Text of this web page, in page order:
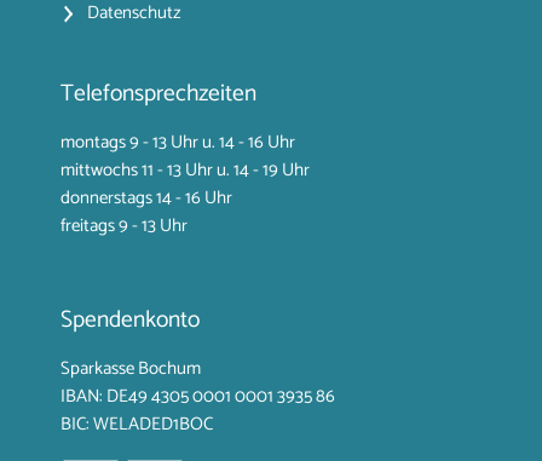
Datenschutz
Telefonsprechzeiten
montags 9 - 13 Uhr u. 14 - 16 Uhr
mittwochs 11 - 13 Uhr u. 14 - 19 Uhr
donnerstags 14 - 16 Uhr
freitags 9 - 13 Uhr
Spendenkonto
Sparkasse Bochum
IBAN: DE49 4305 00010001 3935 86
BIC: WELADED1BOC